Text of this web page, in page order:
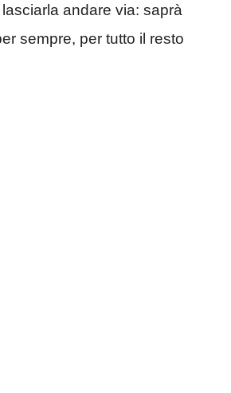
andare via: saprà
sempre, per tutto il resto